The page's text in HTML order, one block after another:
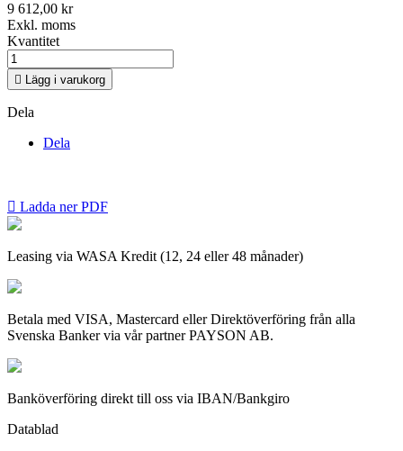
9 612,00 kr
Exkl. moms
Kvantitet
 Lägg i varukorg
Dela
Dela
 Ladda ner PDF
Leasing via WASA Kredit (12, 24 eller 48 månader)
Betala med VISA, Mastercard eller Direktöverföring från alla
Svenska Banker via vår partner PAYSON AB.
Banköverföring direkt till oss via IBAN/Bankgiro
Datablad